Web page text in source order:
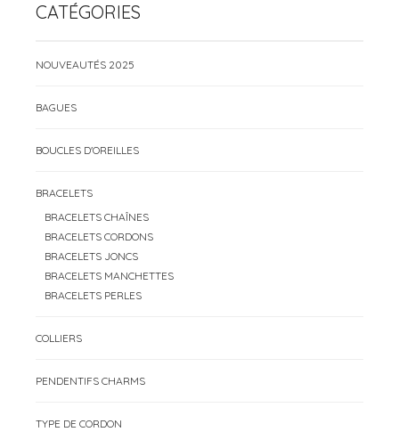
CATÉGORIES
NOUVEAUTÉS 2025
BAGUES
BOUCLES D'OREILLES
BRACELETS
BRACELETS CHAÎNES
BRACELETS CORDONS
BRACELETS JONCS
BRACELETS MANCHETTES
BRACELETS PERLES
COLLIERS
PENDENTIFS CHARMS
TYPE DE CORDON